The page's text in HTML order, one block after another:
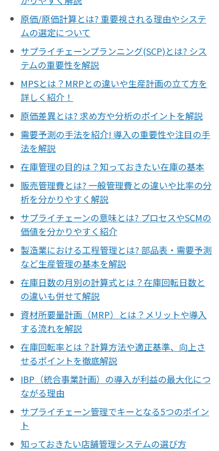
原価/原価計算とは? 重要視される理由やシステ
ムの選定について
サプライチェーンプランニング(SCP)とは? シス
テムの重要性を解説
MPSとは？MRPとの違いや生産計画の立て方を
詳しく紹介！
原価差異とは? 求め方や分析のポイントを解説
需要予測の手法を紹介! 導入の重要性や注目の手
法を解説
在庫管理の目的は？知っておきたい在庫の基本
販売管理費とは? 一般管理費との違いや比率の分
析を分かりやすく解説
サプライチェーンの意味とは? プロセスやSCMの
価値を分かりやすく紹介
製造業における工程管理とは? 部品表・需要予測
など生産管理の基本を解説
在庫日数の月別の計算式とは？在庫回転日数と
の違いも併せて解説
資材所要量計画（MRP）とは？メリットや導入
する流れを解説
在庫回転率とは？計算方法や適正基準、向上さ
せるポイントを徹底解説
IBP（統合事業計画）の導入が利益の最大化につ
ながる理由
サプライチェーン管理でキーとなる5つのポイン
ト
知っておきたい店舗管理システムの選び方